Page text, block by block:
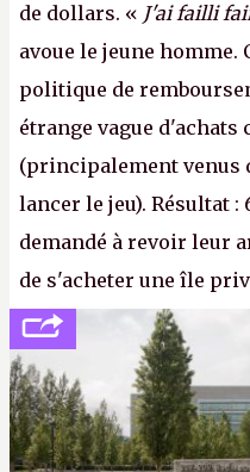
de dollars. « J'ai failli
avoue le jeune
politique de
étrange vague d'achats
(principalement venus
lancer le jeu). Résultat :
demandé à revoir leur
de s'acheter une île
peine 2 000 dollars en
cher payé que le temps
apprendra aux petits
Gabe Newell aussi